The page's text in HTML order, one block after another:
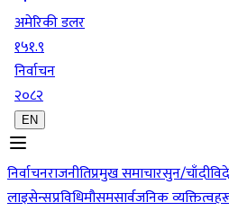
अमेरिकी डलर
१५१.९
निर्वाचन
२०८२
EN
निर्वाचनराजनीतिप्रमुख समाचारसुन/चाँदी
लाइसेन्सप्रविधिमौसमसार्वजनिक